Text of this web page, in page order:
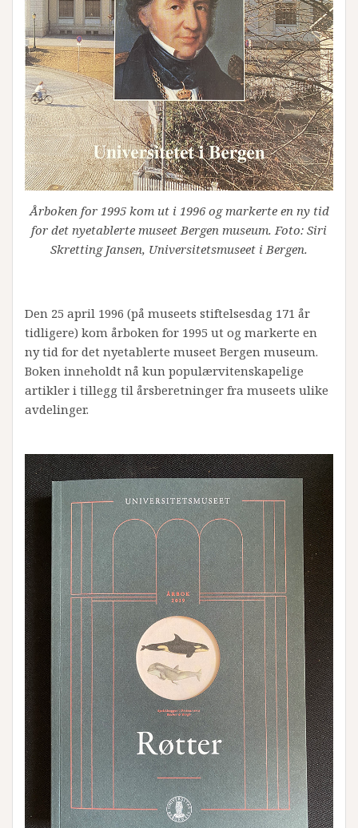
Årboken for 1995 kom ut i 1996 og markerte en ny tid
for det nyetablerte museet Bergen museum. Foto: Siri
Skretting Jansen, Universitetsmuseet i Bergen.
Den 25 april 1996 (på museets stiftelsesdag 171 år
tidligere) kom årboken for 1995 ut og markerte en
ny tid for det nyetablerte museet Bergen museum.
Boken inneholdt nå kun populærvitenskapelige
artikler i tillegg til årsberetninger fra museets ulike
avdelinger.